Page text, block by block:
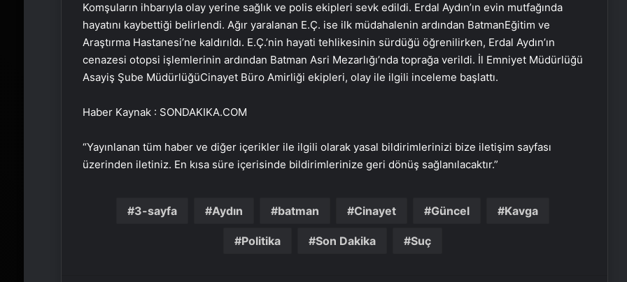
Komşuların ihbarıyla olay yerine sağlık ve polis ekipleri sevk edildi. Erdal Aydın’ın evin mutfağında
hayatını kaybettiği belirlendi. Ağır yaralanan E.Ç. ise ilk müdahalenin ardından BatmanEğitim ve
Araştırma Hastanesi’ne kaldırıldı. E.Ç.’nin hayati tehlikesinin sürdüğü öğrenilirken, Erdal Aydın’ın
cenazesi otopsi işlemlerinin ardından Batman Asri Mezarlığı’nda toprağa verildi. İl Emniyet Müdürlüğü
Asayiş Şube MüdürlüğüCinayet Büro Amirliği ekipleri, olay ile ilgili inceleme başlattı.
Haber Kaynak : SONDAKIKA.COM
“Yayınlanan tüm haber ve diğer içerikler ile ilgili olarak yasal bildirimlerinizi bize iletişim sayfası
üzerinden iletiniz. En kısa süre içerisinde bildirimlerinize geri dönüş sağlanılacaktır.”
3-sayfa Aydın batman Cinayet Güncel Kavga
Politika Son Dakika Suç
Öğretmen atamaları için başvurular
bugün başladı
Türk okulu ilk 100’de
çekilmesi gündemimizde yok